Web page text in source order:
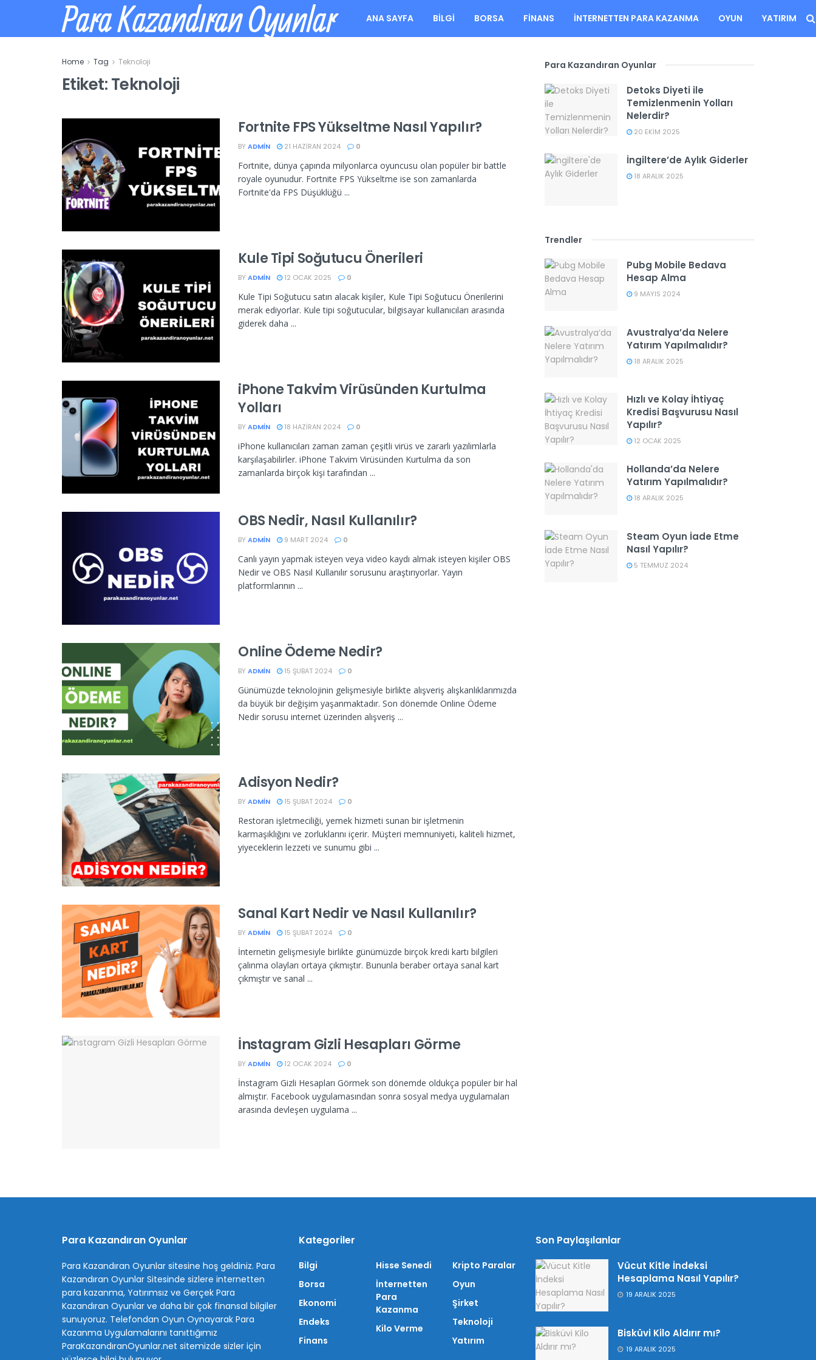
Para Kazandıran Oyunlar ANA SAYFA BILGI BORSA FINANS İNTERNETTEN PARA KAZANMA OYUN YATIRIM
Home Tag Teknoloji
Etiket:Teknoloji
Fortnite FPS Yükseltme Nasıl Yapılır?
BY ADMIN 21 HAZIRAN 2024 0
Fortnite, dünya çapında milyonlarca oyuncusu olan popüler bir battle
royale oyunudur. Fortnite FPS Yükseltme ise son zamanlarda
Fortnite'da FPS Düşüklüğü ...
Kule Tipi Soğutucu Önerileri
BY ADMIN 12 OCAK 2025 0
Kule Tipi Soğutucu satın alacak kişiler, Kule Tipi Soğutucu Önerilerini
merak ediyorlar. Kule tipi soğutucular, bilgisayar kullanıcıları arasında
giderek daha ...
iPhone Takvim Virüsünden Kurtulma
Yolları
BY ADMIN 18 HAZIRAN 2024 0
iPhone kullanıcıları zaman zaman çeşitli virüs ve zararlı yazılımlarla
karşılaşabilirler. iPhone Takvim Virüsünden Kurtulma da son
zamanlarda birçok kişi tarafından ...
OBS Nedir, Nasıl Kullanılır?
BY ADMIN 9 MART 2024 0
Canlı yayın yapmak isteyen veya video kaydı almak isteyen kişiler OBS
Nedir ve OBS Nasıl Kullanılır sorusunu araştırıyorlar. Yayın
platformlarının ...
Online Ödeme Nedir?
BY ADMIN 15 ŞUBAT 2024 0
Günümüzde teknolojinin gelişmesiyle birlikte alışveriş alışkanlıklarımızda
da büyük bir değişim yaşanmaktadır. Son dönemde Online Ödeme
Nedir sorusu internet üzerinden alışveriş ...
Adisyon Nedir?
BY ADMIN 15 ŞUBAT 2024 0
Restoran işletmeciliği, yemek hizmeti sunan bir işletmenin
karmaşıklığını ve zorluklarını içerir. Müşteri memnuniyeti, kaliteli hizmet,
yiyeceklerin lezzeti ve sunumu gibi ...
Sanal Kart Nedir ve Nasıl Kullanılır?
BY ADMIN 15 ŞUBAT 2024 0
İnternetin gelişmesiyle birlikte günümüzde birçok kredi kartı bilgileri
çalınma olayları ortaya çıkmıştır. Bununla beraber ortaya sanal kart
çıkmıştır ve sanal ...
İnstagram Gizli Hesapları Görme
BY ADMIN 12 OCAK 2024 0
İnstagram Gizli Hesapları Görmek son dönemde oldukça popüler bir hal
almıştır. Facebook uygulamasından sonra sosyal medya uygulamaları
arasında devleşen uygulama ...
Para Kazandıran Oyunlar
Detoks Diyeti ile
Temizlenmenin Yolları
Nelerdir?
20 EKIM 2025
İngiltere’de Aylık Giderler
18 ARALIK 2025
Trendler
Pubg Mobile Bedava
Hesap Alma
9 MAYIS 2024
Avustralya’da Nelere
Yatırım Yapılmalıdır?
18 ARALIK 2025
Hızlı ve Kolay İhtiyaç
Kredisi Başvurusu Nasıl
Yapılır?
12 OCAK 2025
Hollanda’da Nelere
Yatırım Yapılmalıdır?
18 ARALIK 2025
Steam Oyun İade Etme
Nasıl Yapılır?
5 TEMMUZ 2024
Para Kazandıran Oyunlar
Para Kazandıran Oyunlar sitesine hoş geldiniz. Para
Kazandıran Oyunlar Sitesinde sizlere internetten
para kazanma, Yatırımsız ve Gerçek Para
Kazandıran Oyunlar ve daha bir çok finansal bilgiler
sunuyoruz. Telefondan Oyun Oynayarak Para
Kazanma Uygulamalarını tanıttığımız
ParaKazandıranOyunlar.net sitemizde sizler için
Kategoriler
Bilgi
Borsa
Ekonomi
Endeks
Finans
Hisse Senedi
İnternetten
Para
Kazanma
Kilo Verme
Kripto Paralar
Oyun
Şirket
Teknoloji
Yatırım
Son Paylaşılanlar
Vücut Kitle İndeksi
Hesaplama Nasıl Yapılır?
19 ARALIK 2025
Bisküvi Kilo Aldırır mı?
19 ARALIK 2025